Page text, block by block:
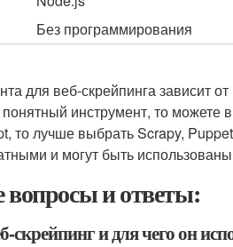
Без программирования
для веб-скрейпинга зависит
инструмент, то
то лучше выбрать Scrapy,
и могут быть
и ответы:
скрейпинг и для чего он